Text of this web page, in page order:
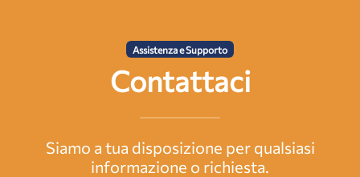
Assistenza e Supporto
Contattaci
Siamo a tua disposizione per qualsiasi
informazione o richiesta.